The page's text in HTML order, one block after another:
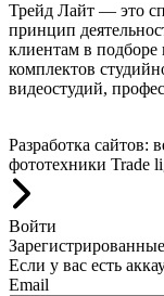
Трейд Лайт — это
принцип
клиентам в
комплектов
видеостудий,
Разработка сайтов:
фототехники Trade
Войти
Если у вас есть
Email